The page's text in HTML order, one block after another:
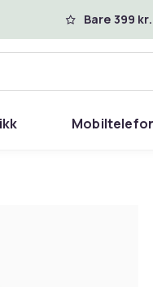
Bare 399